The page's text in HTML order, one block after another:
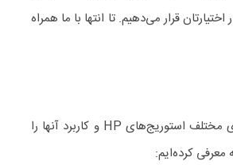
قرار می‌دهیم. تا انتها با ما همراه
برای آنکه بدانید کدام استوریج مناسب کسب‌وکار شماست، باید سری‌های مختلف استوریج‌های HP و کاربرد آنها را
کرده‌ایم: